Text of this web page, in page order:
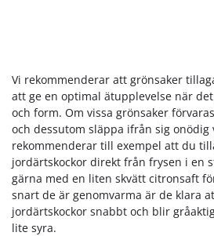
Vi rekommenderar att grönsaker
att ge en optimal ätupplevelse när
och form. Om vissa grönsaker
och dessutom släppa ifrån sig onödig
rekommenderar till exempel att du
jordärtskockor direkt från frysen i en
gärna med en liten skvätt citronsaft
snart de är genomvarma är de klara
jordärtskockor snabbt och blir
lite syra.